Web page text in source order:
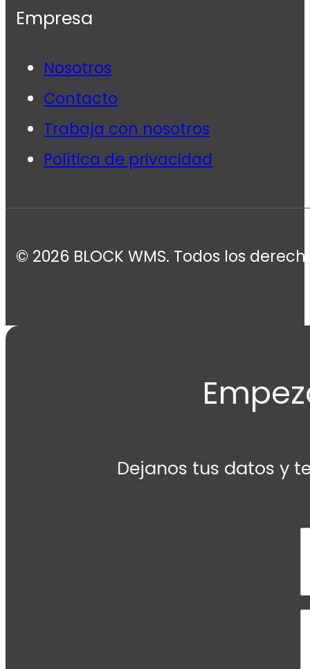
Empresa
Nosotros
Contacto
Trabaja con nosotros
Política de privacidad
© 2026 BLOCK WMS. Todos los
Dejanos tus datos y